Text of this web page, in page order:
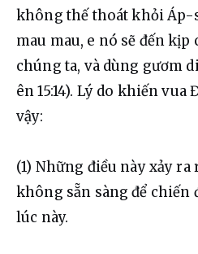
không thế thoát khỏi Áp-
mau mau, e nó sẽ đến
chúng ta, và dùng gươm
ên 15:14). Lý do khiến
vậy:
(1) Những điều này xảy
không sẵn sàng để
lúc này.